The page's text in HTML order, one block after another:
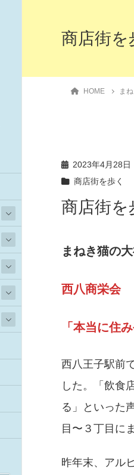
商店街を
HOME ま
2023年4月28日
商店街を歩く
商店街を
まねき猫の
西八商栄会
「本当に住
西八王子駅前
した。「飲食
る」といった
目〜３丁目に
昨年末、アル